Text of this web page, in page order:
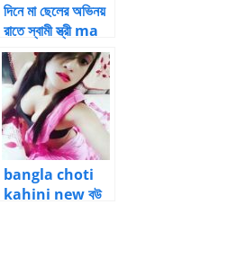
দিনে মা ছেলের অভিনয়
রাতে স্বামী স্ত্রী ma
choda chele
2023
bangla choti
kahini new বউ